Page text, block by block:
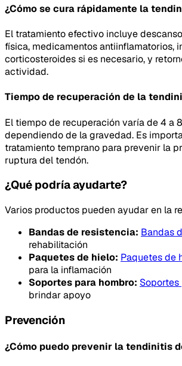
¿Cómo se cura rápidamente la
El tratamiento efectivo incluye
física, medicamentos antiinflamatorios,
corticosteroides si es necesario, y
actividad.
Tiempo de recuperación de la
El tiempo de recuperación varía de 4 a
dependiendo de la gravedad. Es
tratamiento temprano para prevenir la
ruptura del tendón.
¿Qué podría ayudarte?
Varios productos pueden ayudar en la
Bandas de resistencia: Bandas
rehabilitación
Paquetes de hielo: Paquetes de
para la inflamación
Soportes para hombro: Soportes
brindar apoyo
Prevención
¿Cómo puedo prevenir la tendinitis